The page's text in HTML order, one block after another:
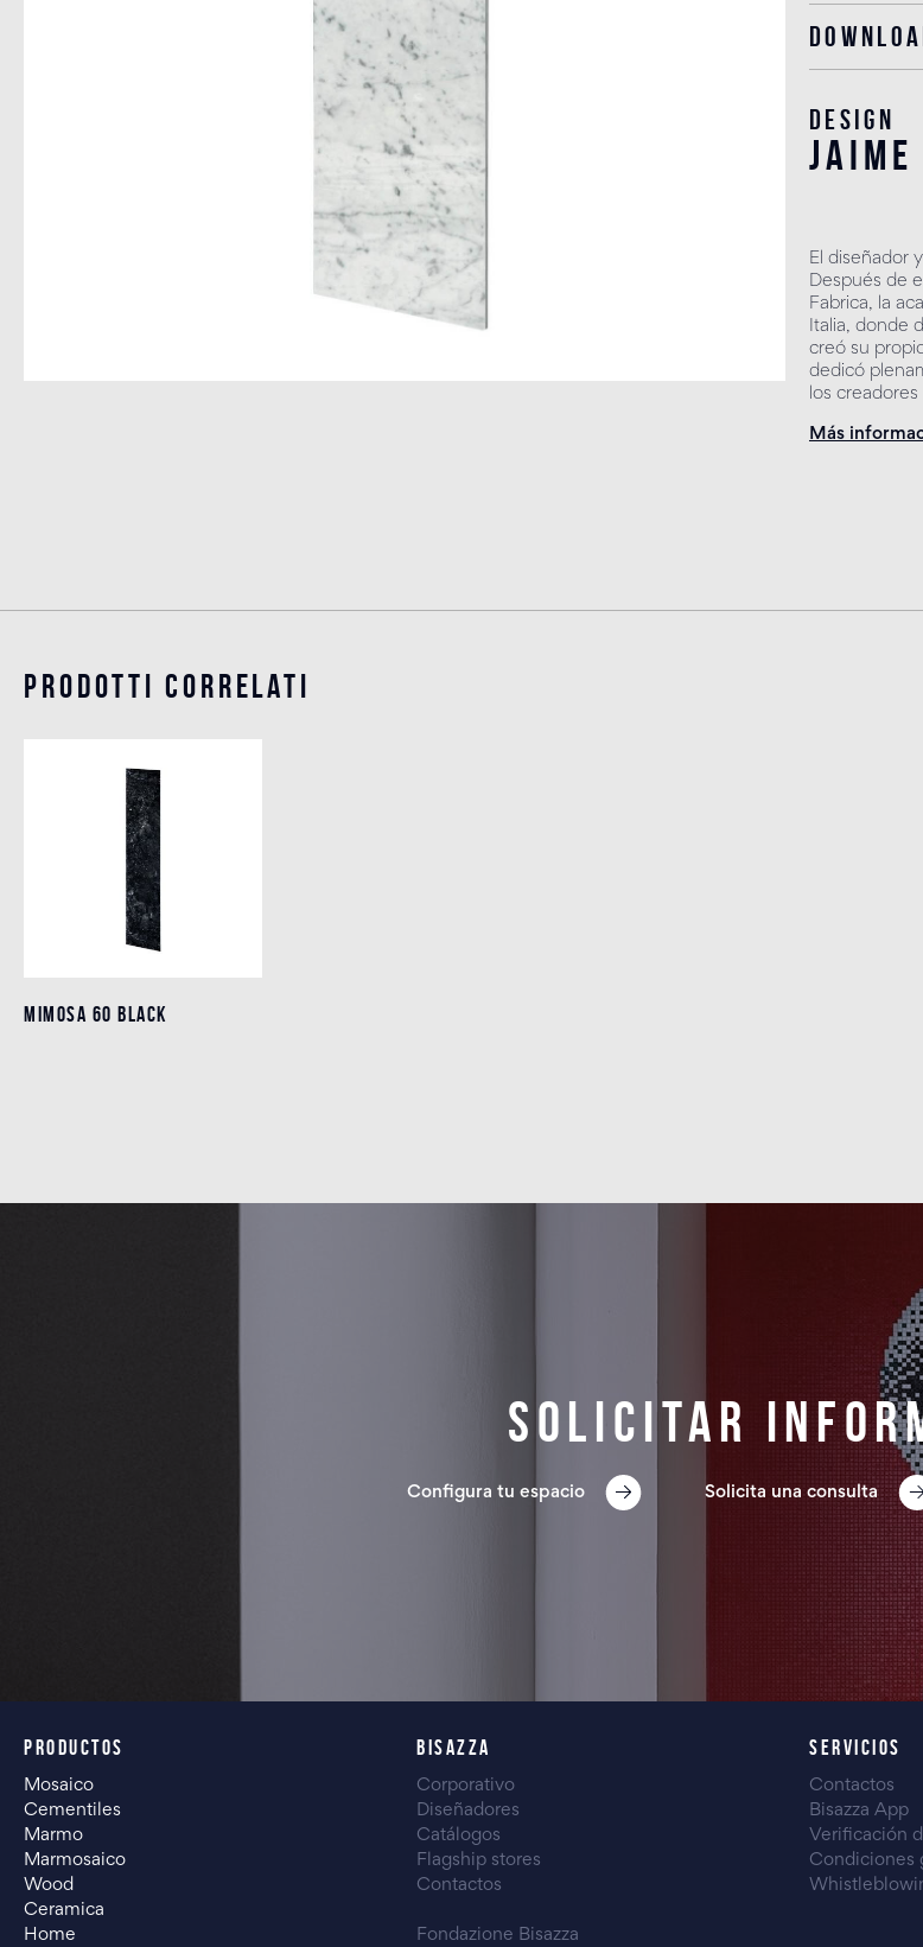
Design
jaime
El diseñador
Después de
Fabrica, la
Italia, donde
creó su
dedicó
los
Más
Prodotti Correlati
MIMOSA 60 BLACK
MIMOSA 60 BLACK
Solicitar
Configura tu espacio Solicita una consulta
PRODUCTOS
Mosaico
Cementiles
Marmo
Marmosaico
Wood
Ceramica
Home
BISAZZA
Corporativo
Diseñadores
Catálogos
Flagship stores
Contactos
Fondazione Bisazza
SERVICIOS
Contactos
Bisazza App
Verificación
Condiciones